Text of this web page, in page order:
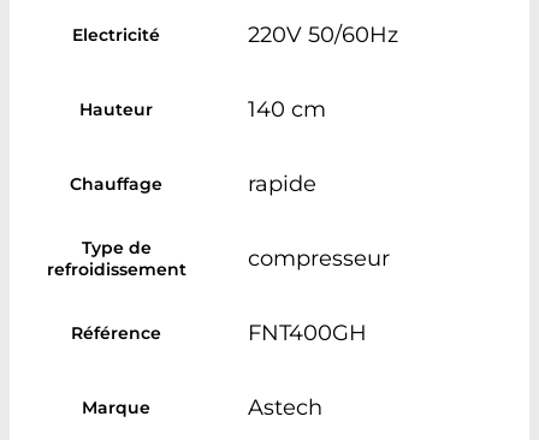
Electricité 220V 50/60Hz
Hauteur 140 cm
Chauffage rapide
Type de
refroidissement
compresseur
Référence FNT400GH
Marque Astech